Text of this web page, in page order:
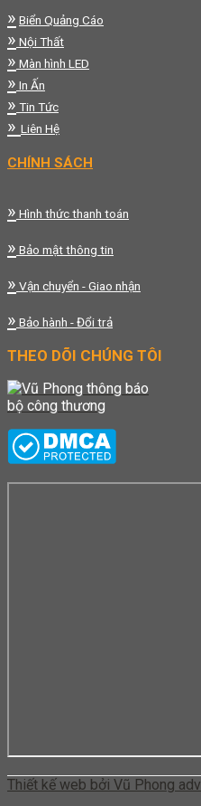
» Biển Quảng Cáo
» Nội Thất
» Màn hình LED
» In Ấn
» Tin Tức
» Liên Hệ
CHÍNH SÁCH
» Hình thức thanh toán
» Bảo mật thông tin
» Vận chuyển - Giao nhận
» Bảo hành - Đổi trả
THEO DÕI CHÚNG TÔI
Thiết kế web bởi Vũ Phong adv